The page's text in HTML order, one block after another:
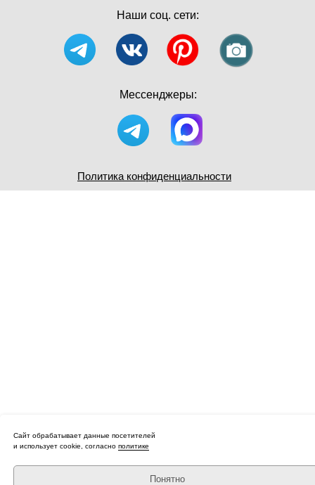
Сайт обрабатывает данные посетителей
и использует cookie, согласно политике
Понятно
Наши соц. сети:
Мессенджеры:
Политика конфиденциальности